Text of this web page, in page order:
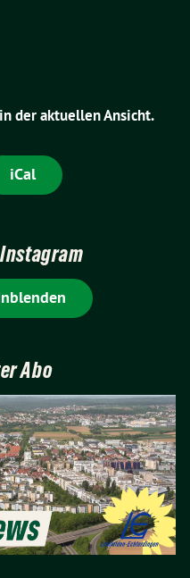
der aktuellen Ansicht.
iCal
Abo